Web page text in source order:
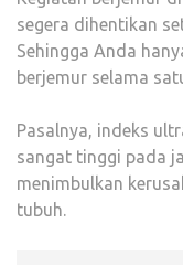
segera dihentikan
Sehingga Anda
berjemur selama
Pasalnya, indeks
sangat tinggi pada
menimbulkan
tubuh.